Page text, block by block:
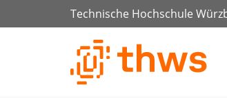
Technische Hochschule